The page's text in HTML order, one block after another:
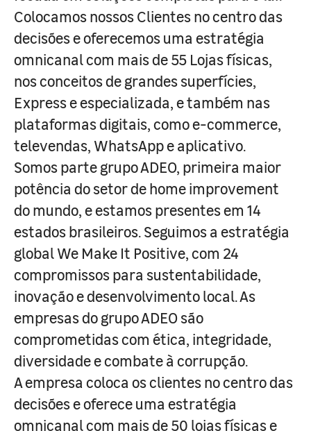
Colocamos nossos Clientes no centro das
decisões e oferecemos uma estratégia
omnicanal com mais de 55 Lojas físicas,
nos conceitos de grandes superfícies,
Express e especializada, e também nas
plataformas digitais, como e-commerce,
televendas, WhatsApp e aplicativo.
Somos parte grupo ADEO, primeira maior
potência do setor de home improvement
do mundo, e estamos presentes em 14
estados brasileiros. Seguimos a estratégia
global We Make It Positive, com 24
compromissos para sustentabilidade,
inovação e desenvolvimento local. As
empresas do grupo ADEO são
comprometidas com ética, integridade,
diversidade e combate à corrupção.
A empresa coloca os clientes no centro das
decisões e oferece uma estratégia
omnicanal com mais de 50 lojas físicas e